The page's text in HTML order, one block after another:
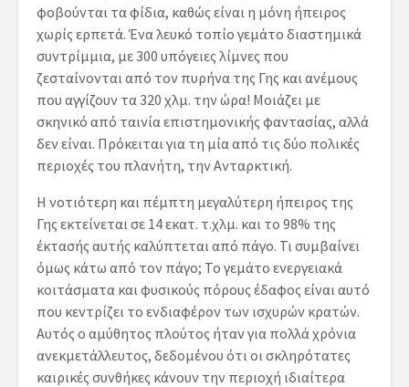
φοβούνται τα φίδια, καθώς είναι η μόνη ήπειρος
χωρίς ερπετά. Ένα λευκό τοπίο γεμάτο διαστημικά
συντρίμμια, με 300 υπόγειες λίμνες που
ζεσταίνονται από τον πυρήνα της Γης και ανέμους
που αγγίζουν τα 320 χλμ. την ώρα! Μοιάζει με
σκηνικό από ταινία επιστημονικής φαντασίας, αλλά
δεν είναι. Πρόκειται για τη μία από τις δύο πολικές
περιοχές του πλανήτη, την Ανταρκτική.
Η νοτιότερη και πέμπτη μεγαλύτερη ήπειρος της
Γης εκτείνεται σε 14 εκατ. τ.χλμ. και το 98% της
έκτασής αυτής καλύπτεται από πάγο. Τι συμβαίνει
όμως κάτω από τον πάγο; Το γεμάτο ενεργειακά
κοιτάσματα και φυσικούς πόρους έδαφος είναι αυτό
που κεντρίζει το ενδιαφέρον των ισχυρών κρατών.
Αυτός ο αμύθητος πλούτος ήταν για πολλά χρόνια
ανεκμετάλλευτος, δεδομένου ότι οι σκληρότατες
καιρικές συνθήκες κάνουν την περιοχή ιδιαίτερα